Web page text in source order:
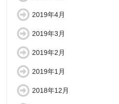
2019年4月
2019年3月
2019年2月
2019年1月
2018年12月